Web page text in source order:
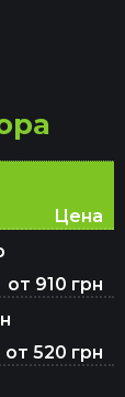
Цена
от 910 грн
от 520 грн